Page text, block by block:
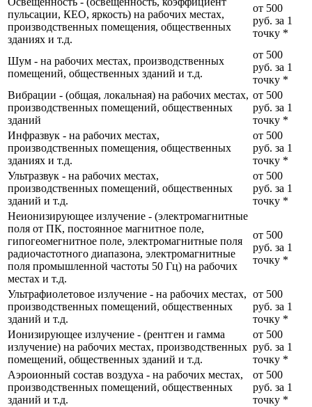
пульсации, КЕО, яркость) на рабочих местах,
производственных помещения, общественных
зданиях и т.д.
от 500
руб. за 1
точку *
Шум - на рабочих местах, производственных
помещений, общественных зданий и т.д.
от 500
руб. за 1
точку *
Вибрации - (общая, локальная) на рабочих местах,
производственных помещений, общественных
зданий
от 500
руб. за 1
точку *
Инфразвук - на рабочих местах,
производственных помещения, общественных
зданиях и т.д.
от 500
руб. за 1
точку *
Ультразвук - на рабочих местах,
производственных помещений, общественных
зданий и т.д.
от 500
руб. за 1
точку *
Неионизирующее излучение - (электромагнитные
поля от ПК, постоянное магнитное поле,
гипогеомегнитное поле, электромагнитные поля
радиочастотного диапазона, электромагнитные
поля промышленной частоты 50 Гц) на рабочих
местах и т.д.
от 500
руб. за 1
точку *
Ультрафиолетовое излучение - на рабочих местах,
производственных помещений, общественных
зданий и т.д.
от 500
руб. за 1
точку *
Ионизирующее излучение - (рентген и гамма
излучение) на рабочих местах, производственных
помещений, общественных зданий и т.д.
от 500
руб. за 1
точку *
Аэроионный состав воздуха - на рабочих местах,
производственных помещений, общественных
зданий и т.д.
от 500
руб. за 1
точку *